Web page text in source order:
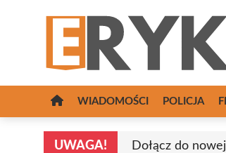
WIADOMOŚCI POLICJA
UWAGA! Dołącz do